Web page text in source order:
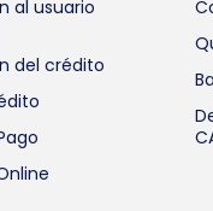
al usuario
del crédito